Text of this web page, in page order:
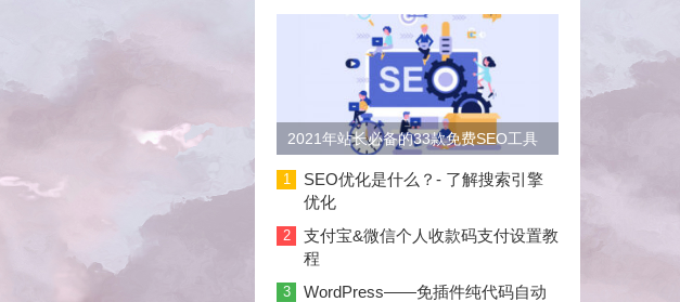
2021年站长必备的33款免费SEO工具
大合集
1
SEO优化是什么？- 了解搜索引擎
优化
2
支付宝&微信个人收款码支付设置教
程
3
WordPress——免插件纯代码自动